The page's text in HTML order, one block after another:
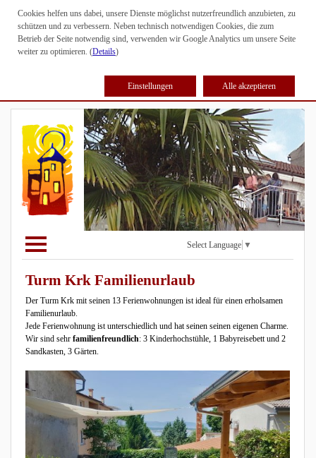
Cookies helfen uns dabei, unsere Dienste möglichst nutzerfreundlich anzubieten, zu
schützen und zu verbessern. Neben technisch notwendigen Cookies, die zum
Betrieb der Seite notwendig sind, verwenden wir Google Analytics um unsere Seite
weiter zu optimieren. (Details)
Einstellungen Alle akzeptieren
Select Language ▼
Turm Krk Familienurlaub
Der Turm Krk mit seinen 13 Ferienwohnungen ist ideal für einen erholsamen
Familienurlaub.
Jede Ferienwohnung ist unterschiedlich und hat seinen seinen eigenen Charme.
Wir sind sehr familienfreundlich: 3 Kinderhochstühle, 1 Babyreisebett und 2
Sandkasten, 3 Gärten.